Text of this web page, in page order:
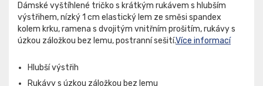
Dámské vyštíhlené tričko s krátkým rukávem s hlubším
výstřihem, nízký 1 cm elastický lem ze směsi spandex
kolem krku, ramena s dvojitým vnitřním prošitím, rukávy s
úzkou záložkou bez lemu, postranní sešití.Více informací
Hlubší výstřih
Rukávy s úzkou záložkou bez lemu